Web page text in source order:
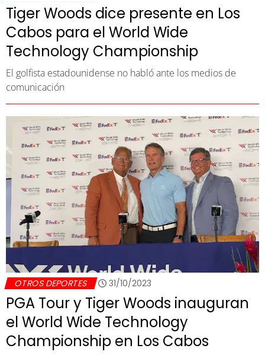
Tiger Woods dice presente en Los
Cabos para el World Wide
Technology Championship
El golfista estadounidense no habló ante los medios de
comunicación
OTROS DEPORTES 31/10/2023
PGA Tour y Tiger Woods inauguran
el World Wide Technology
Championship en Los Cabos